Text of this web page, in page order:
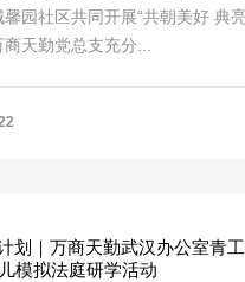
园社区共同开展“共朝美好 典
商天勤党总支充分...
划｜万商天勤武汉办公室青
模拟法庭研学活动